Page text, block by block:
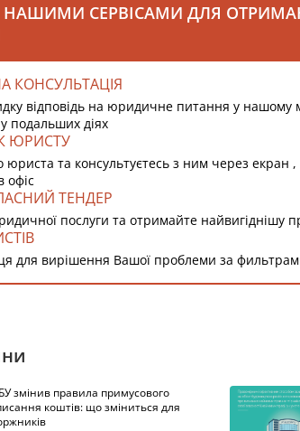
НАШИМИ СЕРВІСАМИ ДЛЯ
КОНСУЛЬТАЦІЯ
відповідь на юридичне питання у нашому
подальших діях
ЮРИСТУ
юриста та консультуєтесь з ним через
офіс
ТЕНДЕР
послуги та отримайте найвигіднішу
для вирішення Вашої проблеми за
змінив правила примусового
коштів: що зміниться для